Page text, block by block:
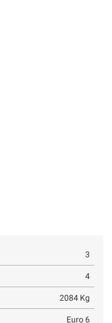
3
4
2084 Kg
Euro 6